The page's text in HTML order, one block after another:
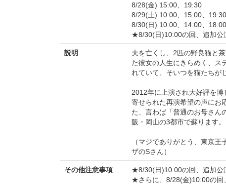
8/28(金) 15:00、19:30
8/29(土) 10:00、15:00、19:30
8/30(日) 10:00、14:00、18:00
★8/30(日)10:00の回、追加
説明
夫を亡くし、2匹の野良猫と
た彼女の人生にきらめく、
れていて、そいつを猫たちが
2012年に上演され大好評を
寄せられた再演希望の声にお
た、言わば「普通のお母さん
阪・岡山の3都市で蘇ります。
（マジでありがとう、東京
ザのSさん）
その他注意事項
★8/30(日)10:00の回、追加
★さらに、8/28(金)10:00の